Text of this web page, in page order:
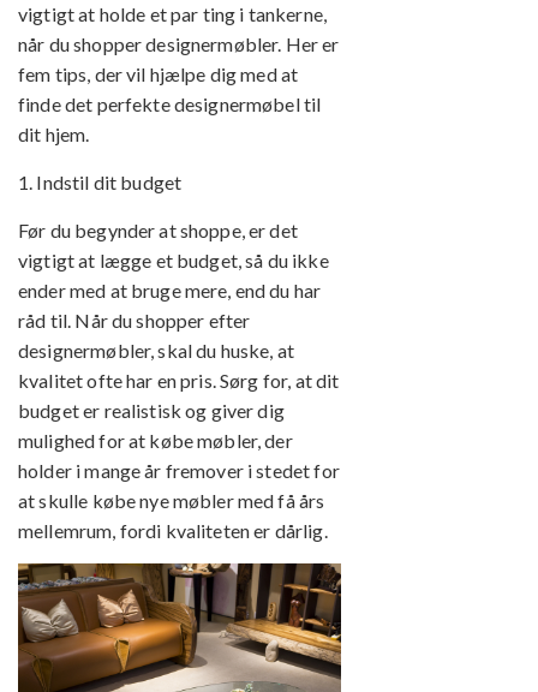
vigtigt at holde et par ting i tankerne,
når du shopper designermøbler. Her er
fem tips, der vil hjælpe dig med at
finde det perfekte designermøbel til
dit hjem.
1. Indstil dit budget
Før du begynder at shoppe, er det
vigtigt at lægge et budget, så du ikke
ender med at bruge mere, end du har
råd til. Når du shopper efter
designermøbler, skal du huske, at
kvalitet ofte har en pris. Sørg for, at dit
budget er realistisk og giver dig
mulighed for at købe møbler, der
holder i mange år fremover i stedet for
at skulle købe nye møbler med få års
mellemrum, fordi kvaliteten er dårlig.